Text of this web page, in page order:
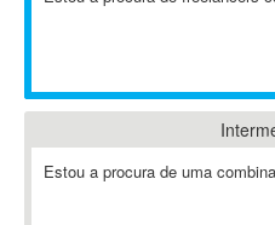
ABAP
Abaqus
ABBYY FineReader
Estou a procura de uma